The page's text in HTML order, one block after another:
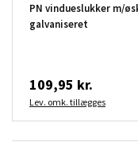
PN vindueslukker m/
galvaniseret
109,95 kr.
Lev. omk. tillægges